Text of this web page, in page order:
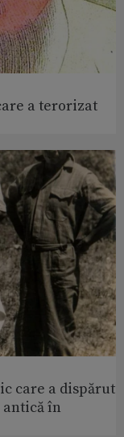
a terorizat
care a dispărut
în